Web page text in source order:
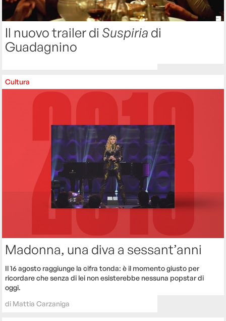
Il nuovo trailer di Suspiria di
Guadagnino
Cultura
Madonna, una diva a sessant’anni
Il 16 agosto raggiunge la cifra tonda: è il momento giusto per
ricordare che senza di lei non esisterebbe nessuna popstar di
oggi.
di Mattia Carzaniga